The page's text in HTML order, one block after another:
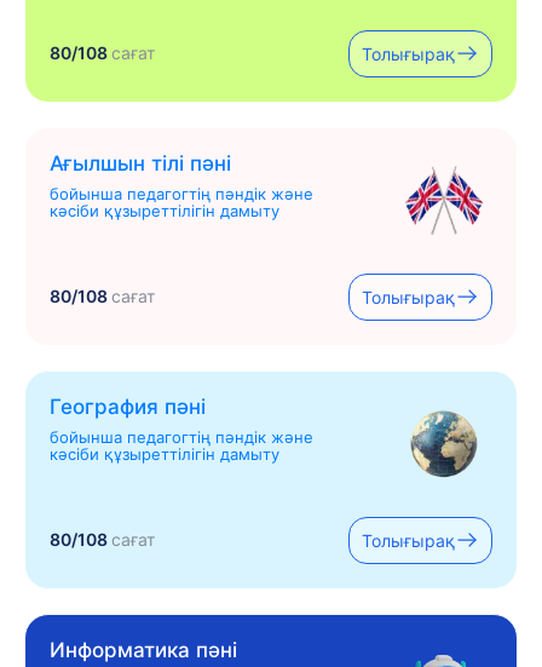
80/108сағат Толығырақ
Ағылшын тілі пәні
бойынша педагогтің пәндік және
кәсіби құзыреттілігін дамыту
80/108сағат Толығырақ
География пәні
бойынша педагогтің пәндік және
кәсіби құзыреттілігін дамыту
80/108сағат Толығырақ
Информатика пәні